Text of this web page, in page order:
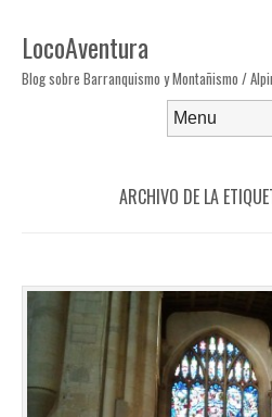
LocoAventura
Blog sobre Barranquismo y Montañismo /
ARCHIVO DE LA